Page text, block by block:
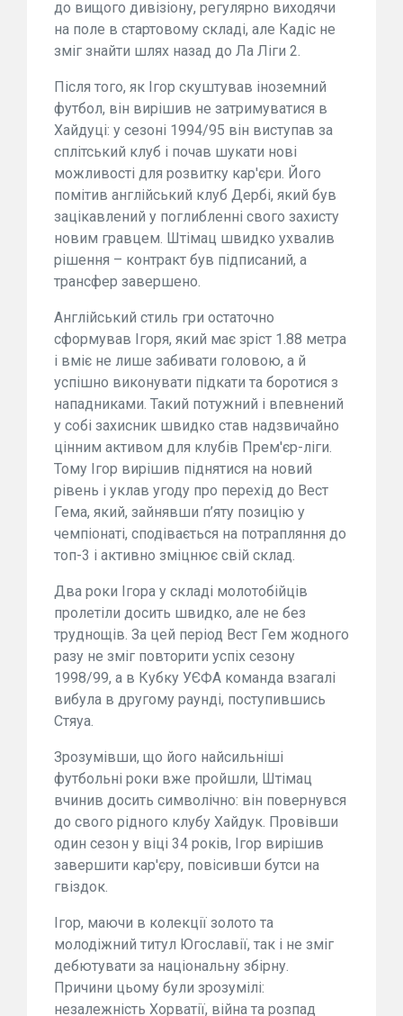
до вищого дивізіону, регулярно виходячи
на поле в стартовому складі, але Кадіс не
зміг знайти шлях назад до Ла Ліги 2.
Після того, як Ігор скуштував іноземний
футбол, він вирішив не затримуватися в
Хайдуці: у сезоні 1994/95 він виступав за
сплітський клуб і почав шукати нові
можливості для розвитку кар'єри. Його
помітив англійський клуб Дербі, який був
зацікавлений у поглибленні свого захисту
новим гравцем. Штімац швидко ухвалив
рішення – контракт був підписаний, а
трансфер завершено.
Англійський стиль гри остаточно
сформував Ігоря, який має зріст 1.88 метра
і вміє не лише забивати головою, а й
успішно виконувати підкати та боротися з
нападниками. Такий потужний і впевнений
у собі захисник швидко став надзвичайно
цінним активом для клубів Прем'єр-ліги.
Тому Ігор вирішив піднятися на новий
рівень і уклав угоду про перехід до Вест
Гема, який, зайнявши п’яту позицію у
чемпіонаті, сподівається на потрапляння до
топ-3 і активно зміцнює свій склад.
Два роки Ігора у складі молотобійців
пролетіли досить швидко, але не без
труднощів. За цей період Вест Гем жодного
разу не зміг повторити успіх сезону
1998/99, а в Кубку УЄФА команда взагалі
вибула в другому раунді, поступившись
Стяуа.
Зрозумівши, що його найсильніші
футбольні роки вже пройшли, Штімац
вчинив досить символічно: він повернувся
до свого рідного клубу Хайдук. Провівши
один сезон у віці 34 років, Ігор вирішив
завершити кар'єру, повісивши бутси на
гвіздок.
Ігор, маючи в колекції золото та
молодіжний титул Югославії, так і не зміг
дебютувати за національну збірну.
Причини цьому були зрозумілі:
незалежність Хорватії, війна та розпад